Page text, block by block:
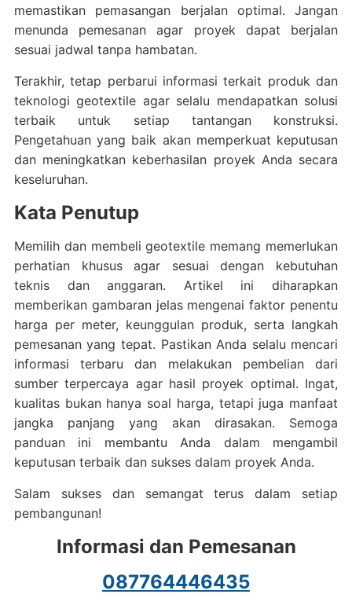
memastikan pemasangan berjalan optimal. Jangan
menunda pemesanan agar proyek dapat berjalan
sesuai jadwal tanpa hambatan.
Terakhir, tetap perbarui informasi terkait produk dan
teknologi geotextile agar selalu mendapatkan solusi
terbaik untuk setiap tantangan konstruksi.
Pengetahuan yang baik akan memperkuat keputusan
dan meningkatkan keberhasilan proyek Anda secara
keseluruhan.
Kata Penutup
Memilih dan membeli geotextile memang memerlukan
perhatian khusus agar sesuai dengan kebutuhan
teknis dan anggaran. Artikel ini diharapkan
memberikan gambaran jelas mengenai faktor penentu
harga per meter, keunggulan produk, serta langkah
pemesanan yang tepat. Pastikan Anda selalu mencari
informasi terbaru dan melakukan pembelian dari
sumber terpercaya agar hasil proyek optimal. Ingat,
kualitas bukan hanya soal harga, tetapi juga manfaat
jangka panjang yang akan dirasakan. Semoga
panduan ini membantu Anda dalam mengambil
keputusan terbaik dan sukses dalam proyek Anda.
Salam sukses dan semangat terus dalam setiap
pembangunan!
Informasi dan Pemesanan
087764446435